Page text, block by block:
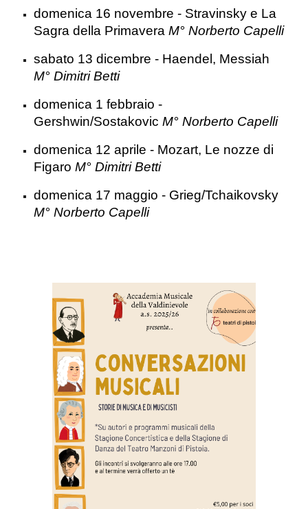
domenica 16 novembre - Stravinsky e La
Sagra della PrimaveraM° Norberto Capelli
sabato 13 dicembre - Haendel, Messiah
M° Dimitri Betti
domenica 1 febbraio -
Gershwin/SostakovicM° Norberto Capelli
domenica 12 aprile - Mozart, Le nozze di
FigaroM° Dimitri Betti
domenica 17 maggio - Grieg/Tchaikovsky
M° Norberto Capelli